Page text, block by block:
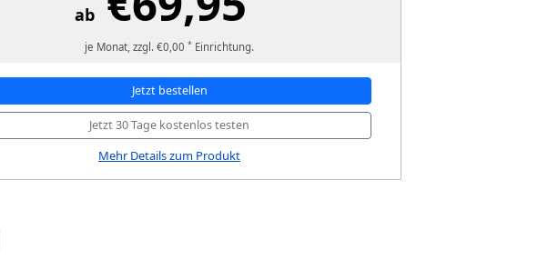
ab
je Monat, zzgl. €0,00 * Einrichtung.
Jetzt bestellen
Jetzt 30 Tage kostenlos testen
Mehr Details zum Produkt